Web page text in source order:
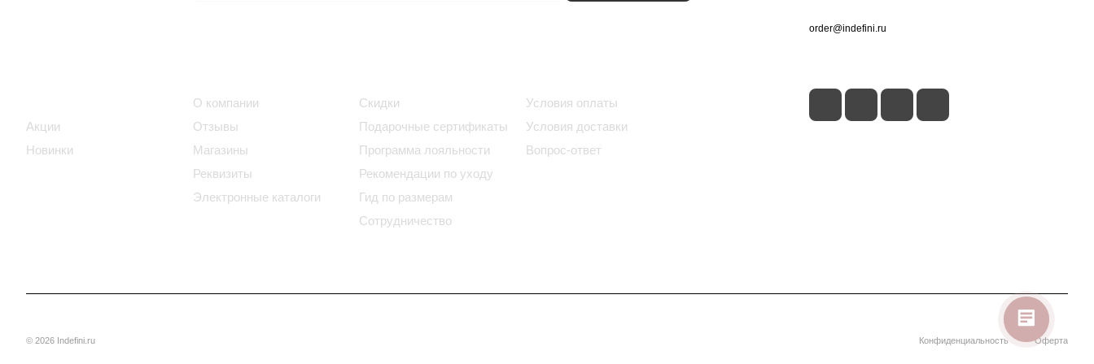
Акции
Новинки
О компании
Отзывы
Магазины
Реквизиты
Электронные каталоги
Скидки
Подарочные сертификаты
Программа лояльности
Рекомендации по уходу
Гид по размерам
Сотрудничество
Условия оплаты
Условия доставки
Вопрос-ответ
order@indefini.ru
© 2026 Indefini.ru Конфиденциальность Оферта